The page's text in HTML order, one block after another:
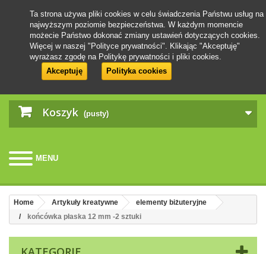
Koszyk (pusty)
MENU
Ta strona używa pliki cookies w celu świadczenia Państwu usług na
najwyższym poziomie bezpieczeństwa. W każdym momencie
możecie Państwo dokonać zmiany ustawień dotyczących cookies.
Więcej w naszej "Polityce prywatności". Klikając "Akceptuję"
wyrażasz zgodę na Politykę prywatności i pliki cookies.
Akceptuję
Polityka cookies
Home Artykuły kreatywne
elementy biżuteryjne
końcówka płaska 12 mm -2 sztuki